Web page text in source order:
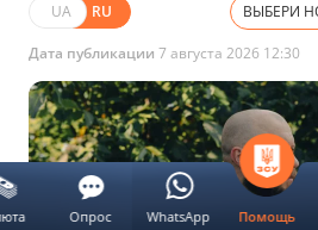
UA RU ВЫБЕРИ
Дата публикации 7 августа 2026 12:30
Помощь
Опрос WhatsApp